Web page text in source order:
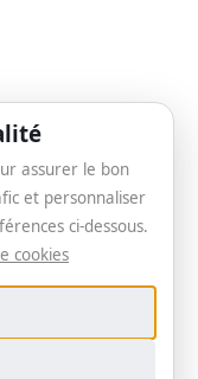
réservés.
assurer le bon
et personnaliser
ci-dessous.
cookies